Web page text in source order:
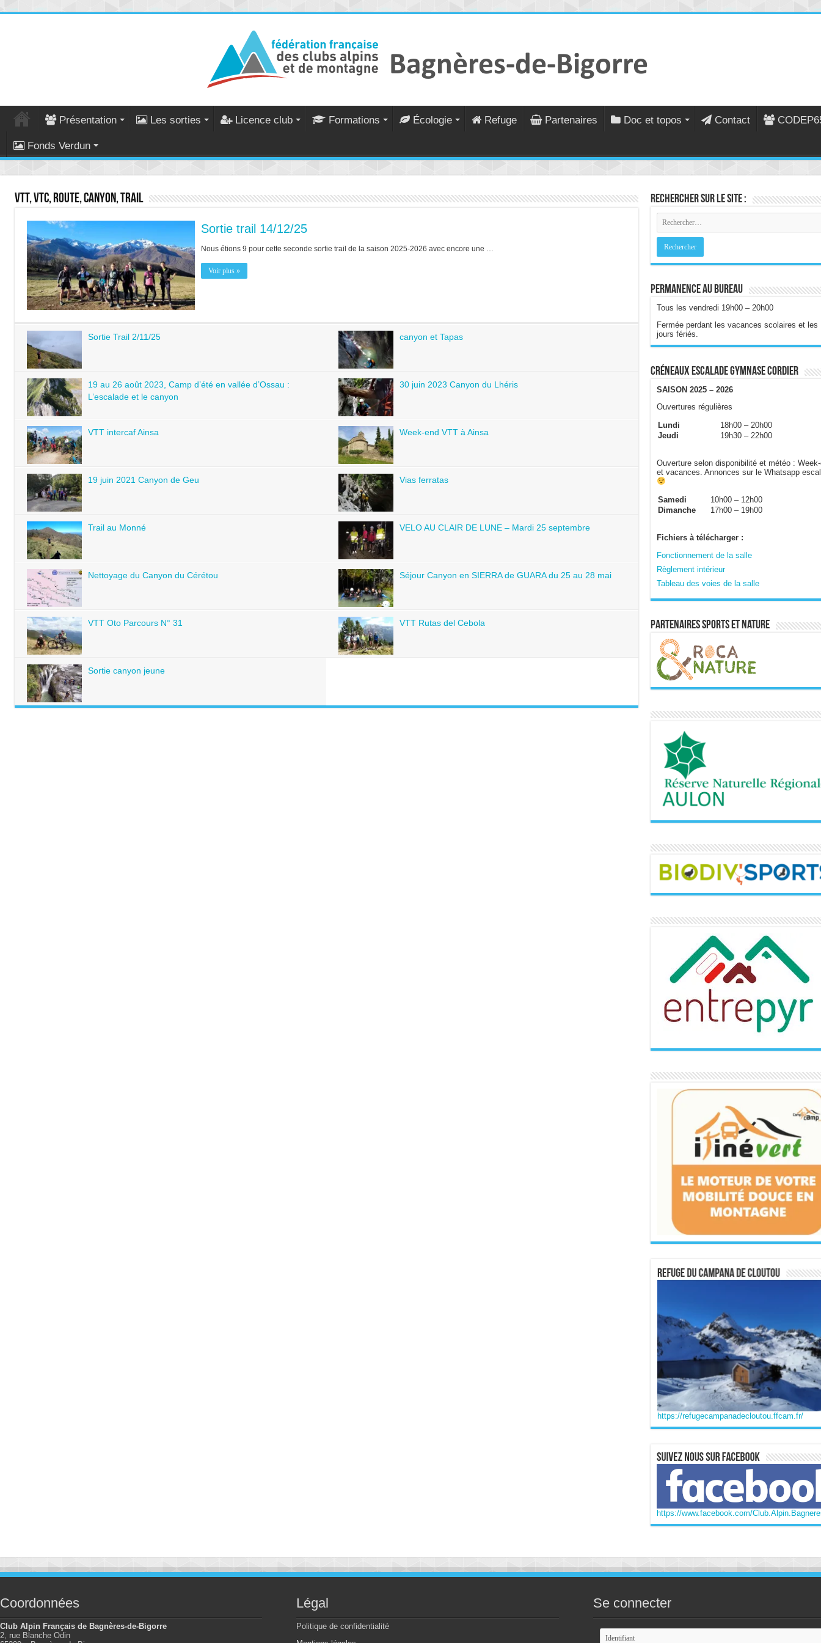
Présentation Les sorties Licence club Formations Écologie Refuge Partenaires Doc et topos Contact
Fonds Verdun
VTT, VTC, Route, Canyon, Trail
Sortie trail 14/12/25
Nous étions 9 pour cette seconde sortie trail de la saison 2025-2026 avec encore une …
Voir plus »
Sortie Trail 2/11/25 canyon et Tapas
19 au 26 août 2023, Camp d’été en vallée d’Ossau :
L’escalade et le canyon
30 juin 2023 Canyon du Lhéris
VTT intercaf Ainsa Week-end VTT à Ainsa
19 juin 2021 Canyon de Geu Vias ferratas
Trail au Monné VELO AU CLAIR DE LUNE – Mardi 25 septembre
Nettoyage du Canyon du Cérétou Séjour Canyon en SIERRA de GUARA du 25 au 28 mai
VTT Oto Parcours N° 31 VTT Rutas del Cebola
Sortie canyon jeune
Rechercher sur le site :
Permanence au bureau
Tous les vendredi 19h00 – 20h00
Fermée perdant les vacances scolaires et les
jours fériés.
Créneaux escalade gymnase Cordier
SAISON 2025 – 2026
Ouvertures régulières
Lundi
18h00 – 20h00
Jeudi
19h30 – 22h00
Ouverture selon disponibilité et météo :
et vacances. Annonces sur le Whatsapp
Samedi
10h00 – 12h00
Dimanche
17h00 – 19h00
Fichiers à télécharger :
Fonctionnement de la salle
Règlement intérieur
Tableau des voies de la salle
Partenaires sports et nature
https://refugecampanadecloutou.ffcam.fr/
https://www.facebook.com/
Coordonnées
Club Alpin Français de Bagnères-de-Bigorre
2, rue Blanche Odin
Légal
Politique de confidentialité
Se connecter